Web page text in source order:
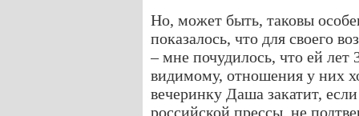
Но, может быть, таковы
показалось, что для своего
– мне почудилось, что ей
видимому, отношения у них
вечеринку Даша закатит,
российской прессы, не